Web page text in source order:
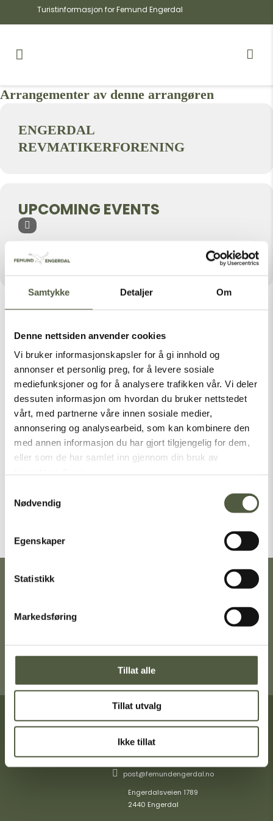
Samtykke Detaljer Om
Denne nettsiden anvender cookies
Vi bruker informasjonskapsler for å gi innhold og
annonser et personlig preg, for å levere sosiale
mediefunksjoner og for å analysere trafikken vår. Vi deler
dessuten informasjon om hvordan du bruker nettstedet
vårt, med partnerne våre innen sosiale medier,
annonsering og analysearbeid, som kan kombinere den
med annen informasjon du har gjort tilgjengelig for dem,
eller som de har samlet inn gjennom din bruk av
Nødvendig
Egenskaper
Statistikk
Markedsføring
Tillat alle
Tillat utvalg
Ikke tillat
Turistinformasjon for Femund Engerdal
Arrangementer av denne arrangøren
ENGERDAL
REVMATIKERFORENING
UPCOMING EVENTS
INGEN ARRANGEMENTER
Latest Posts
Categories
Nasjonalparker
Ta gjerne turen innom Turistkontoret i
gode turtips og mer informasjon om
Få veibeskrivelse
Turistinformasjon
+47 40404349
post@femundengerdal.no
Engerdalsveien 1789
2440 Engerdal